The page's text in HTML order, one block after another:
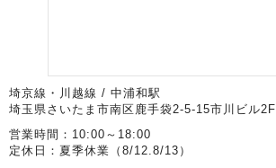
埼京線・川越線 / 中浦和駅
埼玉県さいたま市南区鹿手袋2-5-15市川ビル2F
営業時間：10:00～18:00
定休日：夏季休業（8/12.8/13）